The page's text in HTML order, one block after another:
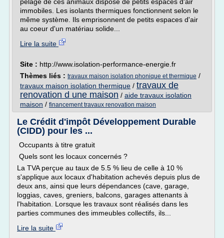
immobiles. Les isolants thermiques fonctionnent selon le
même système. Ils emprisonnent de petits espaces d'air
au coeur d'un matériau solide...
Lire la suite
Site : http://www.isolation-performance-energie.fr
Thèmes liés : travaux maison isolation phonique et thermique /
travaux maison isolation thermique / travaux de
renovation d une maison / aide travaux isolation
maison / financement travaux renovation maison
Le Crédit d'impôt Développement Durable
(CIDD) pour les ...
Occupants à titre gratuit
Quels sont les locaux concernés ?
La TVA perçue au taux de 5.5 % lieu de celle à 10 %
s'applique aux locaux d'habitation achevés depuis plus de
deux ans, ainsi que leurs dépendances (cave, garage,
loggias, caves, greniers, balcons, garages attenants à
l'habitation. Lorsque les travaux sont réalisés dans les
parties communes des immeubles collectifs, ils...
Lire la suite